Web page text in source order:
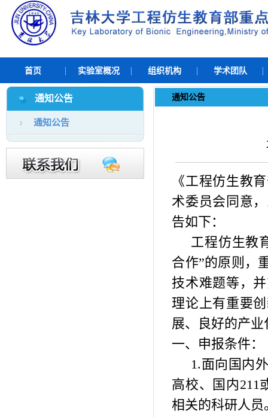
首页 实验室概况 组织机构 学术团队
通知公告
通知公告
通知公告
《工程仿生教
术委员会同意
告如下：
工程仿生教
合作”的原则，
技术难题等，
理论上有重要
展、良好的产
一、申报条件：
1.面向国内
高校、国内211
相关的科研人员